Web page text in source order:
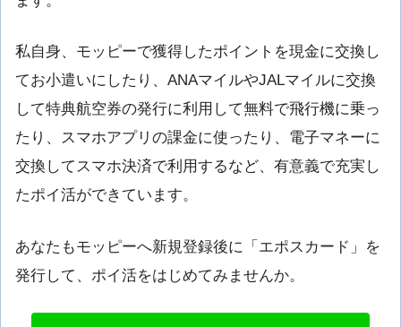
私自身、モッピーで獲得したポイントを現金に交換し
てお小遣いにしたり、ANAマイルやJALマイルに交換
して特典航空券の発行に利用して無料で飛行機に乗っ
たり、スマホアプリの課金に使ったり、電子マネーに
交換してスマホ決済で利用するなど、有意義で充実し
たポイ活ができています。
あなたもモッピーへ新規登録後に「エポスカード」を
発行して、ポイ活をはじめてみませんか。